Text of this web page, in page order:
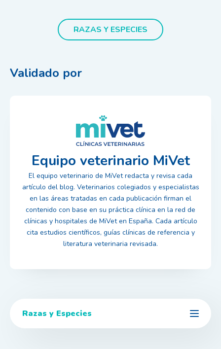
RAZAS Y ESPECIES
Validado por
Equipo veterinario MiVet
El equipo veterinario de MiVet redacta y revisa cada
artículo del blog. Veterinarios colegiados y especialistas
en las áreas tratadas en cada publicación firman el
contenido con base en su práctica clínica en la red de
clínicas y hospitales de MiVet en España. Cada artículo
cita estudios científicos, guías clínicas de referencia y
literatura veterinaria revisada.
Razas y Especies